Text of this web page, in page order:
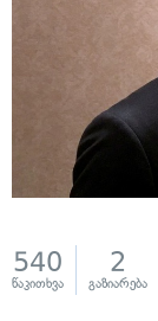
540
წაკითხვა
2
გაზიარება